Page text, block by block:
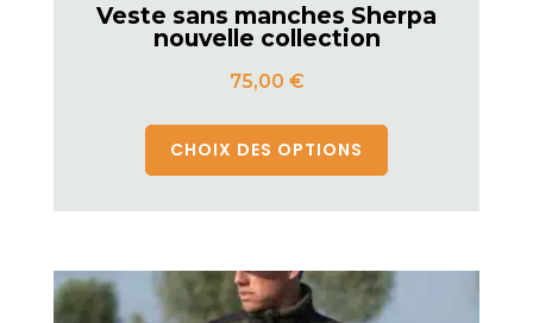
Veste sans manches Sherpa
nouvelle collection
75,00 €
CHOIX DES OPTIONS